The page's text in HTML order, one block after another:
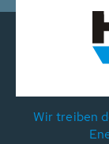
Wir treiben